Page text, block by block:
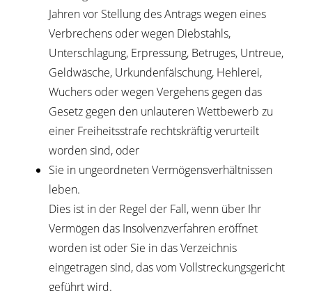
Jahren vor Stellung des Antrags wegen eines
Verbrechens oder wegen Diebstahls,
Unterschlagung, Erpressung, Betruges, Untreue,
Geldwäsche, Urkundenfälschung, Hehlerei,
Wuchers oder wegen Vergehens gegen das
Gesetz gegen den unlauteren Wettbewerb zu
einer Freiheitsstrafe rechtskräftig verurteilt
worden sind, oder
Sie in ungeordneten Vermögensverhältnissen
leben.
Dies ist in der Regel der Fall, wenn über Ihr
Vermögen das Insolvenzverfahren eröffnet
worden ist oder Sie in das Verzeichnis
eingetragen sind, das vom Vollstreckungsgericht
geführt wird.